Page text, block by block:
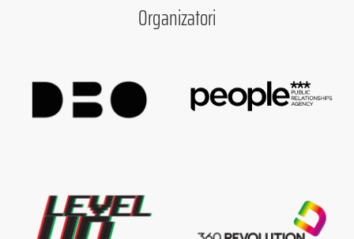
Organizatori